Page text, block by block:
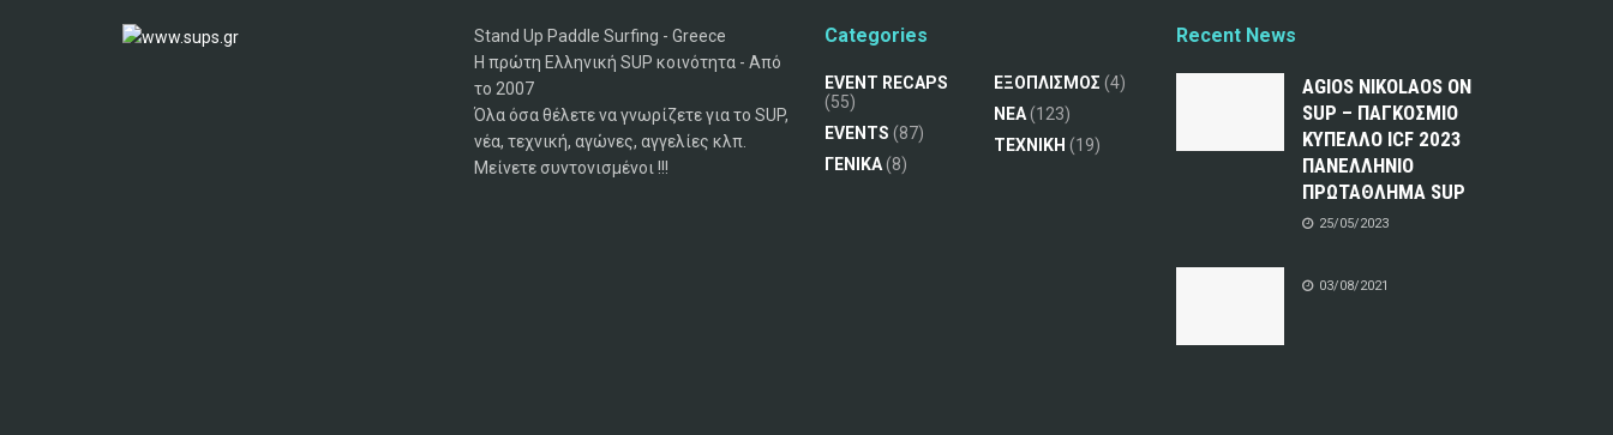
Stand Up Paddle Surfing - Greece
Η πρώτη Ελληνική SUP κοινότητα - Από
το 2007
Όλα όσα θέλετε να γνωρίζετε για το SUP,
νέα, τεχνική, αγώνες, αγγελίες κλπ.
Μείνετε συντονισμένοι !!!
Categories
EVENT RECAPS
(55)
EVENTS (87)
ΓΕΝΙΚΑ(8)
ΕΞΟΠΛΙΣΜΟΣ (4)
ΝΕΑ(123)
ΤΕΧΝΙΚΗ (19)
Recent News
AGIOS NIKOLAOS ON
SUP – ΠΑΓΚΟΣΜΙΟ
ΚΥΠΕΛΛΟ ICF 2023
ΠΑΝΕΛΛΗΝΙΟ
ΠΡΩΤΑΘΛΗΜΑ SUP
25/05/2023
03/08/2021